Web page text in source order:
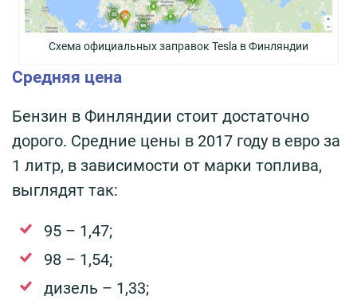
Схема официальных заправок Teslа в Финляндии
Средняя цена
Бензин в Финляндии стоит достаточно
дорого. Средние цены в 2017 году в евро за
1 литр, в зависимости от марки топлива,
выглядят так:
95 – 1,47;
98 – 1,54;
дизель – 1,33;